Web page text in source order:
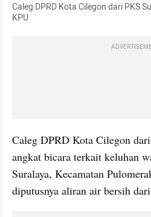
Caleg DPRD Kota Cilegon dari PKS
KPU
Caleg DPRD Kota Cilegon
angkat bicara terkait keluhan
Suralaya, Kecamatan
diputusnya aliran air bersih